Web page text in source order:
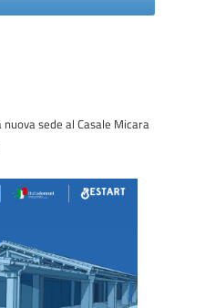
nuova sede al Casale Micara